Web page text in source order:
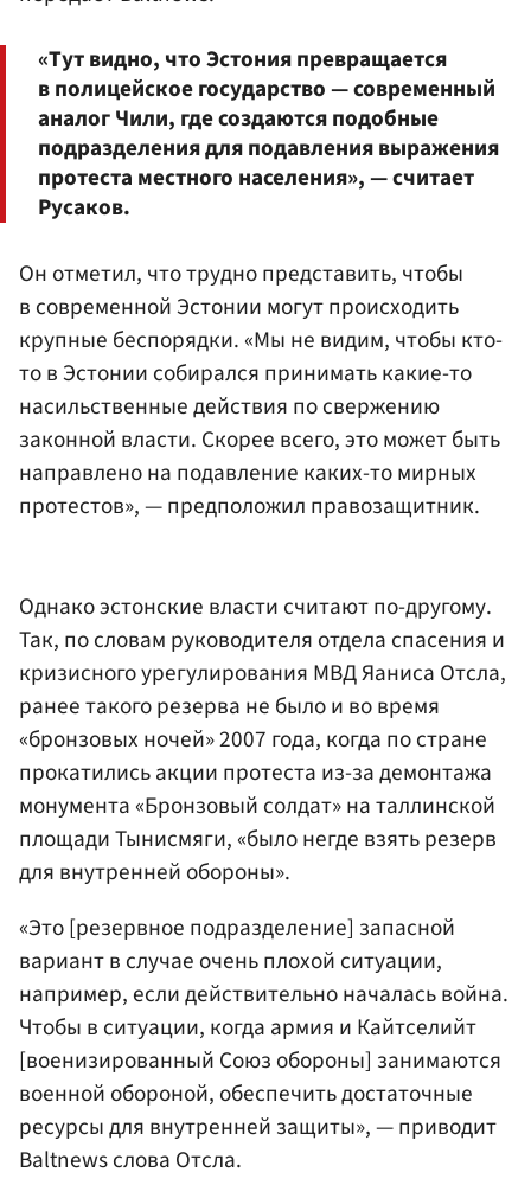
«Тут видно, что Эстония превращается
в полицейское государство — современный
аналог Чили, где создаются подобные
подразделения для подавления выражения
протеста местного населения», — считает
Русаков.
Он отметил, что трудно представить, чтобы
в современной Эстонии могут происходить
крупные беспорядки. «Мы не видим, чтобы кто-
то в Эстонии собирался принимать какие-то
насильственные действия по свержению
законной власти. Скорее всего, это может быть
направлено на подавление каких-то мирных
протестов», — предположил правозащитник.
Однако эстонские власти считают по-другому.
Так, по словам руководителя отдела спасения и
кризисного урегулирования МВД Яаниса Отсла,
ранее такого резерва не было и во время
«бронзовых ночей» 2007 года, когда по стране
прокатились акции протеста из-за демонтажа
монумента «Бронзовый солдат» на таллинской
площади Тынисмяги, «было негде взять резерв
для внутренней обороны».
«Это [резервное подразделение] запасной
вариант в случае очень плохой ситуации,
например, если действительно началась война.
Чтобы в ситуации, когда армия и Кайтселийт
[военизированный Союз обороны] занимаются
военной обороной, обеспечить достаточные
ресурсы для внутренней защиты», — приводит
Baltnews слова Отсла.